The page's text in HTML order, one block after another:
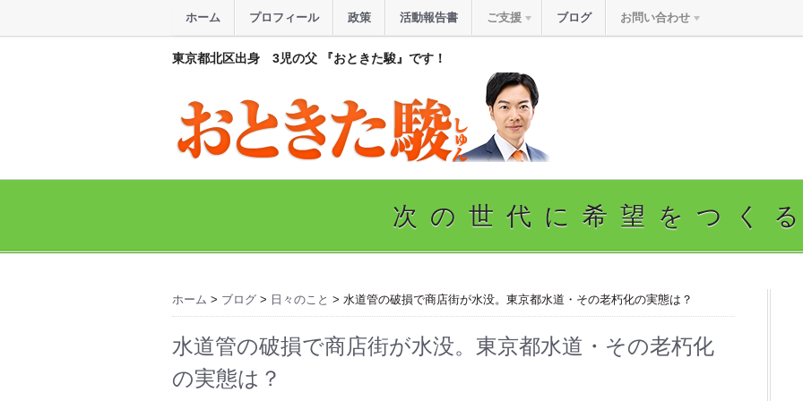
東京都北区出身 3児の父 『おときた駿』です！
ホーム プロフィール 政策 活動報告書 ご支援 ブログ お問い合わせ
次の世代に希望をつく
ホーム > ブログ > 日々のこと > 水道管の破損で商店街が水没。東京都水道・その老朽化の実態は？
水道管の破損で商店街が水没。東京都水道・その老朽化
の実態は？